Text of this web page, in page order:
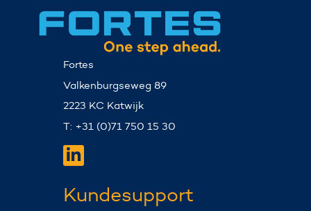
Fortes
Valkenburgseweg 89
2223 KC Katwijk
T: +31 (0)71 750 15 30
Kundesupport